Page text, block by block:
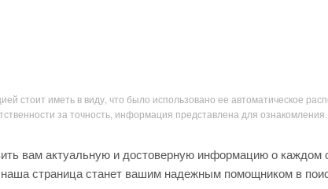
стоит иметь в виду, что было использовано ее автоматическое
за точность, информация представлена для
вам актуальную и достоверную информацию о
страница станет вашим надежным помощником в